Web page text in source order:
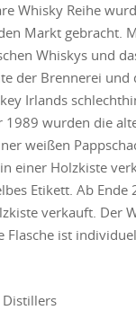
Whisky Reihe
Markt gebracht.
Whiskys und
der Brennerei
Irlands
1989 wurden die
weißen
einer Holzkiste
Etikett. Ab
verkauft. Der
Flasche ist